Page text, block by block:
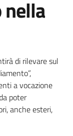
di rilevare sul
a vocazione
poter
anche esteri,